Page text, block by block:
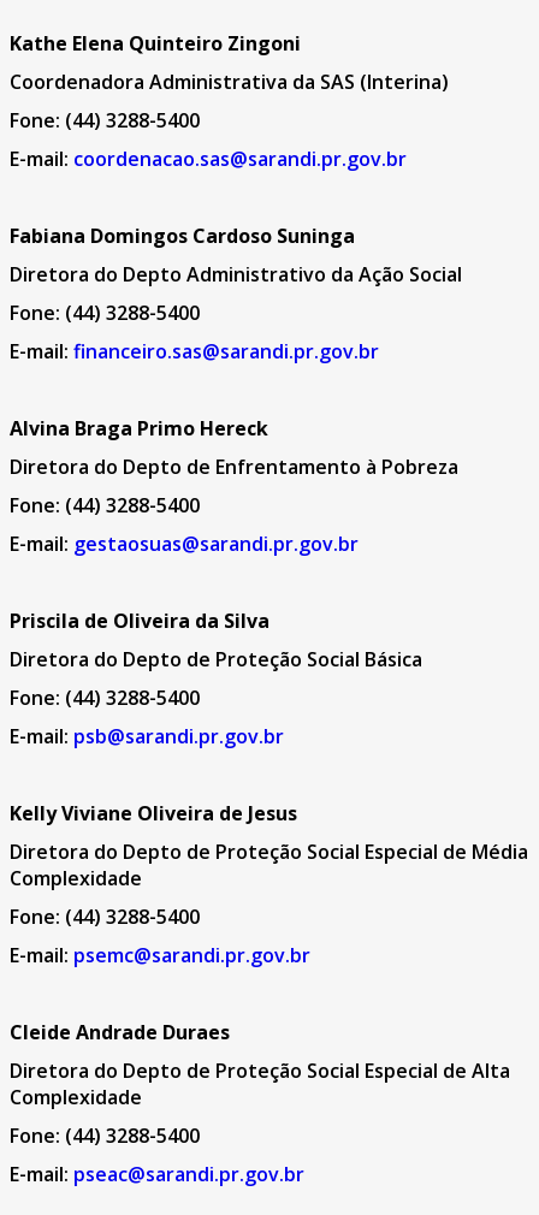
Kathe Elena Quinteiro Zingoni
Coordenadora Administrativa da SAS (Interina)
Fone: (44) 3288-5400
E-mail: coordenacao.sas@sarandi.pr.gov.br
Fabiana Domingos Cardoso Suninga
Diretora do Depto Administrativo da Ação Social
Fone: (44) 3288-5400
E-mail: financeiro.sas@sarandi.pr.gov.br
Alvina Braga Primo Hereck
Diretora do Depto de Enfrentamento à Pobreza
Fone: (44) 3288-5400
E-mail: gestaosuas@sarandi.pr.gov.br
Priscila de Oliveira da Silva
Diretora do Depto de Proteção Social Básica
Fone: (44) 3288-5400
E-mail: psb@sarandi.pr.gov.br
Kelly Viviane Oliveira de Jesus
Diretora do Depto de Proteção Social Especial de Média
Complexidade
Fone: (44) 3288-5400
E-mail: psemc@sarandi.pr.gov.br
Cleide Andrade Duraes
Diretora do Depto de Proteção Social Especial de Alta
Complexidade
Fone: (44) 3288-5400
E-mail: pseac@sarandi.pr.gov.br